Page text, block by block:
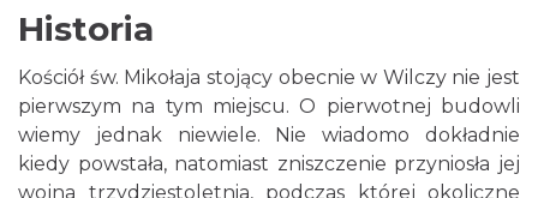
Historia
Kościół św. Mikołaja stojący obecnie w Wilczy nie jest
pierwszym na tym miejscu. O pierwotnej budowli
wiemy jednak niewiele. Nie wiadomo dokładnie
kiedy powstała, natomiast zniszczenie przyniosła jej
wojna trzydziestoletnia, podczas której okoliczne